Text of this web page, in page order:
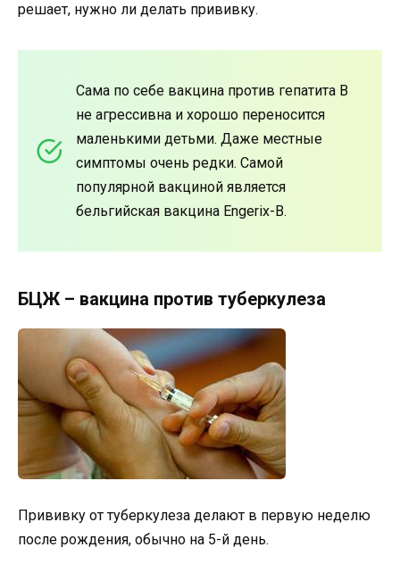
решает, нужно ли делать прививку.
Сама по себе вакцина против гепатита В
не агрессивна и хорошо переносится
маленькими детьми. Даже местные
симптомы очень редки. Самой
популярной вакциной является
бельгийская вакцина Engerix-B.
БЦЖ – вакцина против туберкулеза
Прививку от туберкулеза делают в первую неделю
после рождения, обычно на 5-й день.